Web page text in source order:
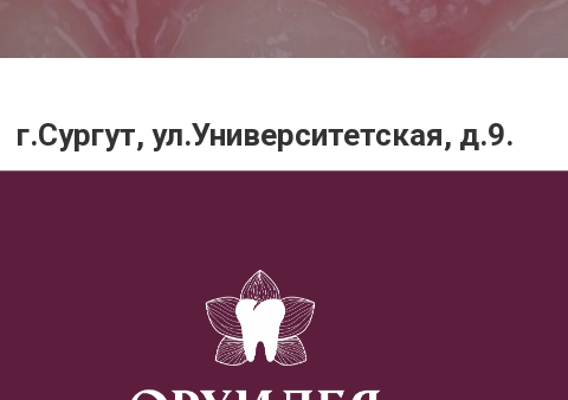
г.Сургут, ул.Университетская, д.9.